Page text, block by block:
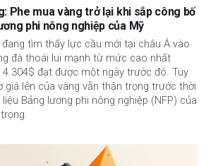
Phe mua vàng trở lại khi sắp công bố
phi nông nghiệp của Mỹ
đang tìm thấy lực cầu mới tại châu Á vào
đà thoái lui mạnh từ mức cao nhất
đạt được một ngày trước đó. Tuy
giá lên của vàng vẫn thận trọng trước thời
Bảng lương phi nông nghiệp (NFP) của